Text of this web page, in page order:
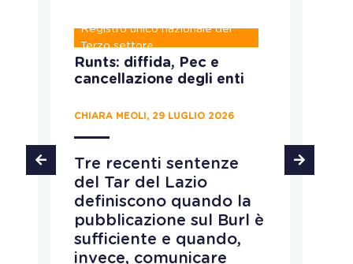
Registro unico nazionale del
Terzo settore
Runts: diffida, Pec e
cancellazione degli enti
CHIARA MEOLI, 29 LUGLIO 2026
Tre recenti sentenze
del Tar del Lazio
definiscono quando la
pubblicazione sul Burl è
sufficiente e quando,
invece, comunicare